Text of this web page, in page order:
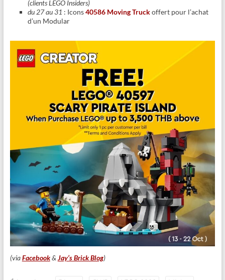
(clients LEGO Insiders)
du 27 au 31 : Icons40586 Moving Truckoffert pour l’achat
d’un Modular
(viaFacebook& Jay’s Brick Blog)